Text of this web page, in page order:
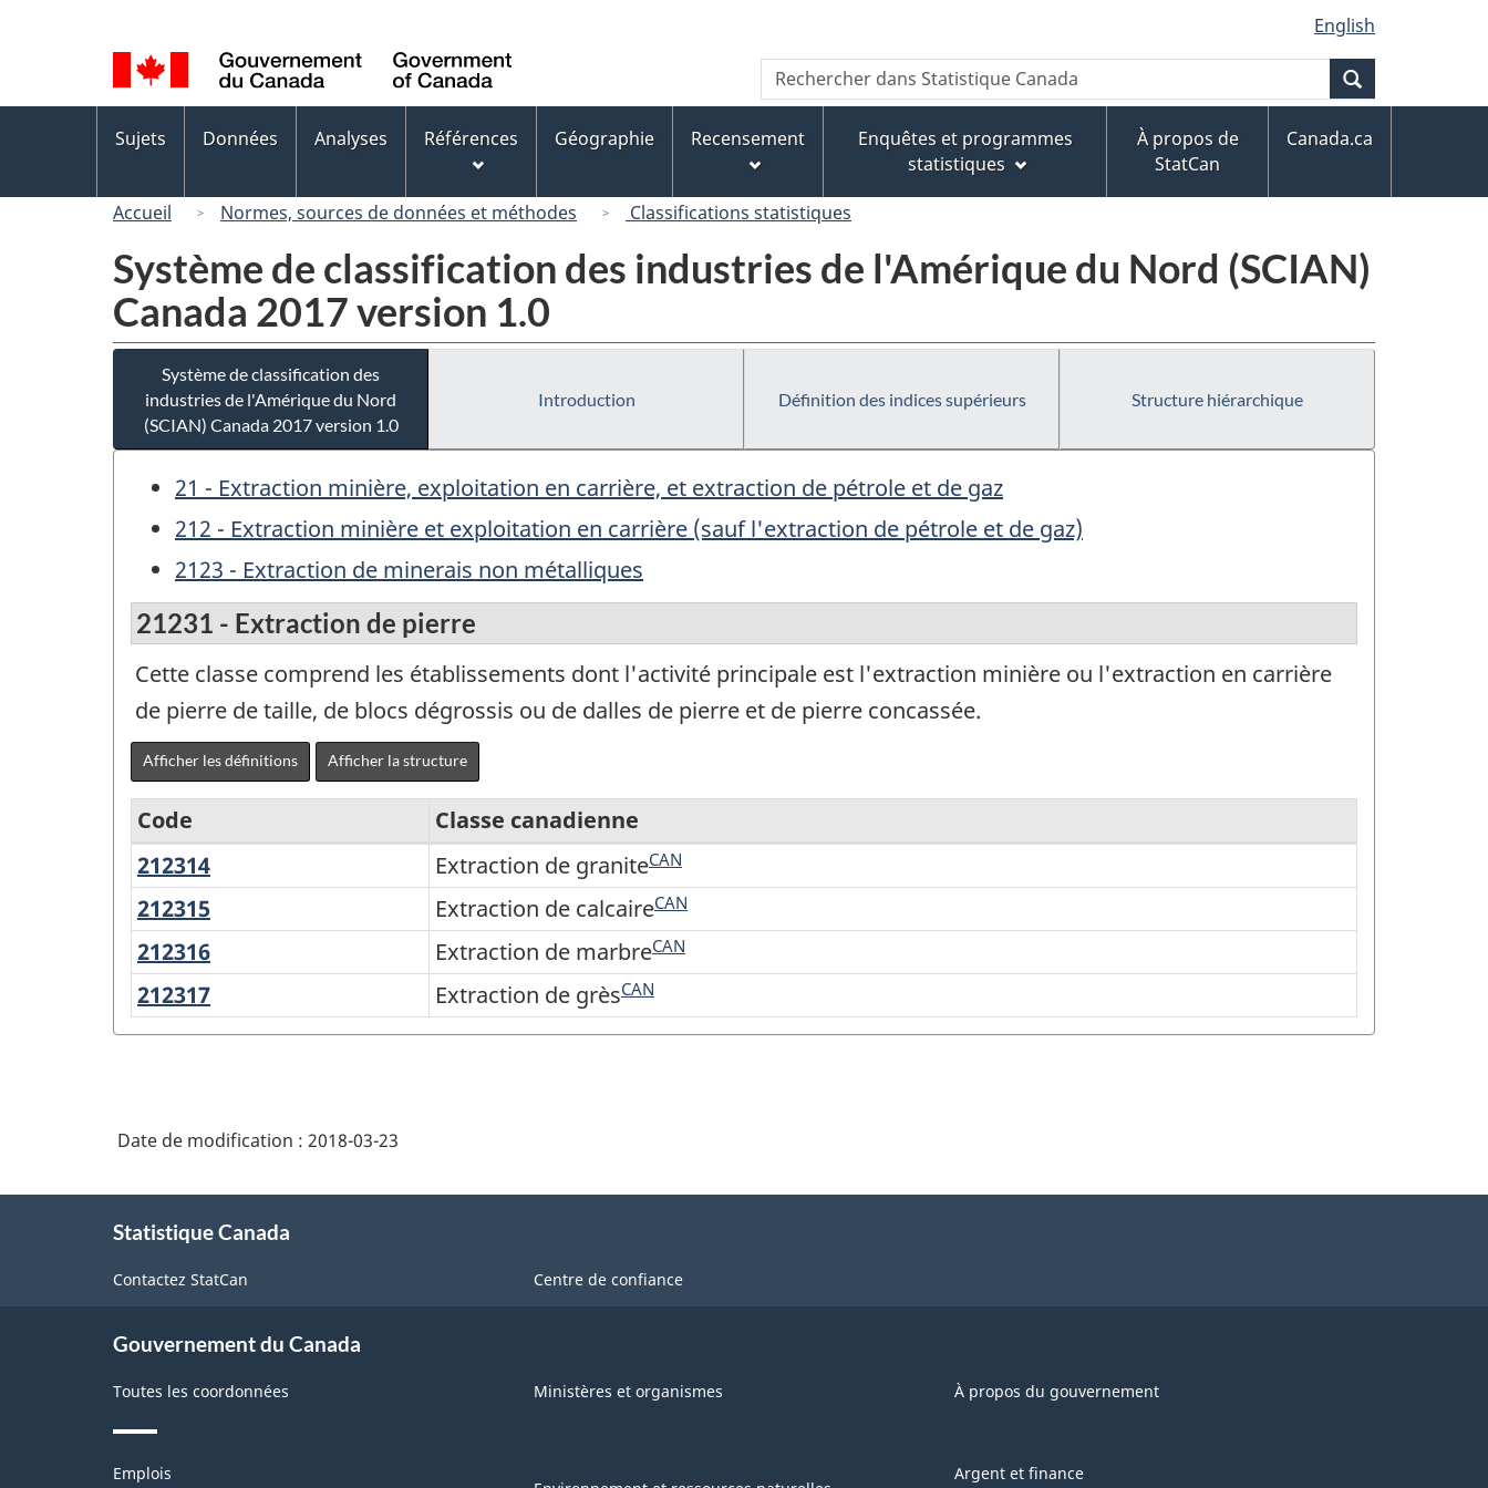
au
contenu
principal
« À
propos
de
ce
version
HTML
simplifiée
de
la
langue
English
Canada
Recherche
Rechercher
dans
Canada
des
Sujets Données Analyses Références Géographie Recensement
Enquêtes et programmes
statistiques
À propos de
StatCan
Canada.ca
Accueil Normes, sources de données et méthodes Classifications statistiques
Système de classification des industries de l'Amérique du Nord (SCIAN)
Canada 2017 version 1.0
Système de classification des
industries de l'Amérique du Nord
(SCIAN) Canada 2017 version 1.0
Introduction Définition des indices supérieurs Structure hiérarchique
21 - Extraction minière, exploitation en carrière, et extraction de pétrole et de gaz
212 - Extraction minière et exploitation en carrière (sauf l'extraction de pétrole et de gaz)
2123 - Extraction de minerais non métalliques
21231 - Extraction de pierre
Cette classe comprend les établissements dont l'activité principale est l'extraction minière ou l'extraction en carrière
de pierre de taille, de blocs dégrossis ou de dalles de pierre et de pierre concassée.
Afficher les définitions Afficher la structure
Système
de
classification
des
industries
du
(SCIAN)
Canada
2017
1.0
-
Code
Classe canadienne
212314
de
granite
Extraction de graniteCAN
212315
de
calcaire
Extraction de calcaireCAN
212316
de
marbre
Extraction de marbreCAN
212317
de
Extraction de grèsCAN
Date de modification : 2018-03-23
Statistique Canada
Contactez StatCan Centre de confiance
Gouvernement du Canada
Toutes les coordonnées Ministères et organismes À propos du gouvernement
Thèmes
Emplois Argent et finance